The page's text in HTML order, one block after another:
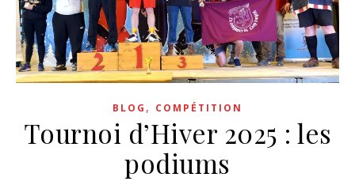
BLOG , COMPÉTITION
Tournoi d’Hiver 2025 : les
podiums